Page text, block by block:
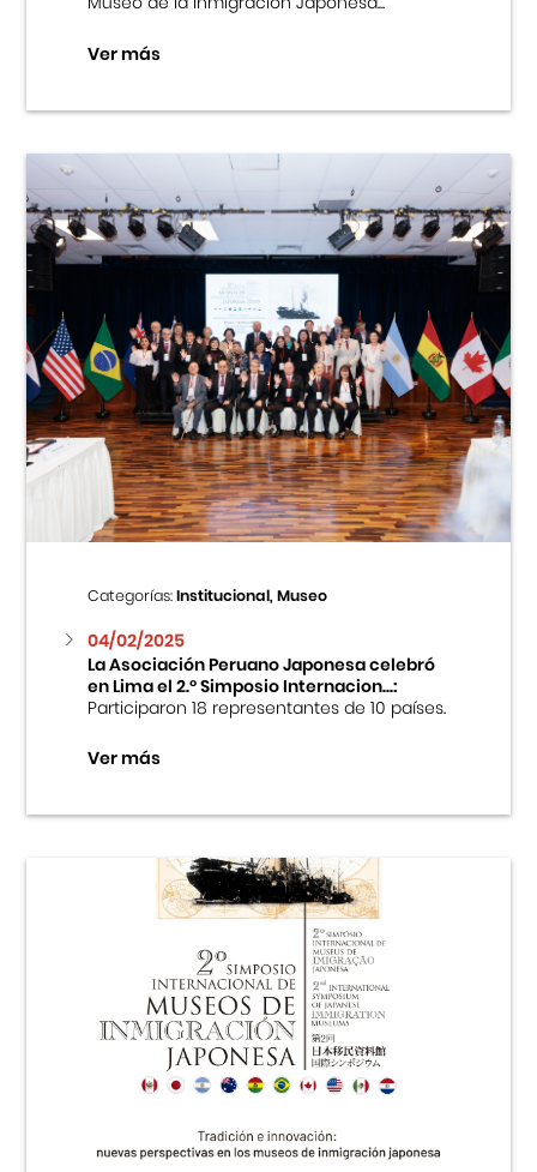
Ver más
Categorías:Institucional, Museo
04/02/2025
La Asociación Peruano Japonesa celebró
en Lima el 2.º Simposio Internacion...:
Participaron 18 representantes de 10 países.
Ver más